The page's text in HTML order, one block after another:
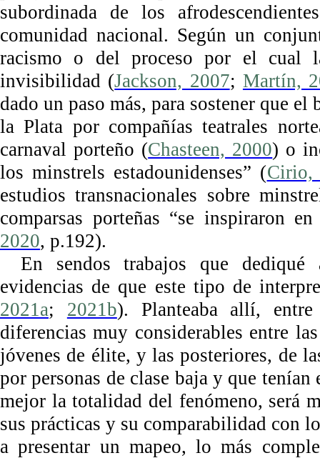
subordinada de los
comunidad nacional. Según un
racismo o del proceso por el cual
invisibilidad (Jackson, 2007; Martín,
dado un paso más, para sostener que
la Plata por compañías teatrales
carnaval porteño (Chasteen, 2000) o
los minstrels estadounidenses” (Cirio,
estudios transnacionales sobre
comparsas porteñas “se inspiraron
2020, p.192).
En sendos trabajos que dediqué
evidencias de que este tipo de
2021a; 2021b). Planteaba allí,
diferencias muy considerables entre
jóvenes de élite, y las posteriores, de
por personas de clase baja y que
mejor la totalidad del fenómeno, será
sus prácticas y su comparabilidad con
a presentar un mapeo, lo más